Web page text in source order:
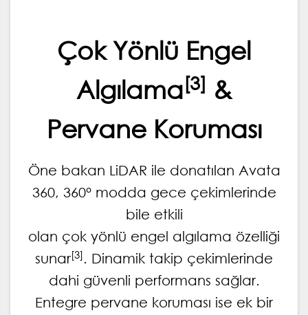
Çok Yönlü Engel
Algılama[3] &
Pervane Koruması
Öne bakan LiDAR ile donatılan Avata
360, 360° modda gece çekimlerinde
bile etkili
olan çok yönlü engel algılama özelliği
sunar[3]. Dinamik takip çekimlerinde
dahi güvenli performans sağlar.
Entegre pervane koruması ise ek bir